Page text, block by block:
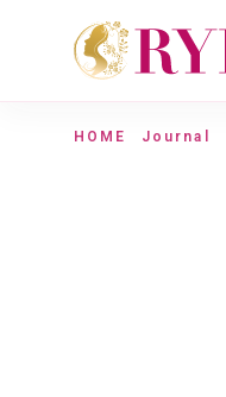
HOME Journal